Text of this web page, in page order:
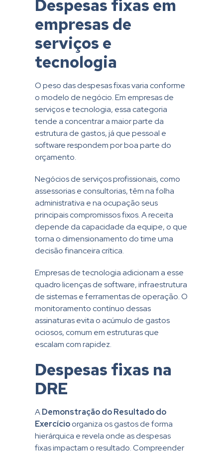
Despesas fixas em
empresas de
serviços e
tecnologia
O peso das despesas fixas varia conforme
o modelo de negócio. Em empresas de
serviços e tecnologia, essa categoria
tende a concentrar a maior parte da
estrutura de gastos, já que pessoal e
software respondem por boa parte do
orçamento.
Negócios de serviços profissionais, como
assessorias e consultorias, têm na folha
administrativa e na ocupação seus
principais compromissos fixos. A receita
depende da capacidade da equipe, o que
torna o dimensionamento do time uma
decisão financeira crítica.
Empresas de tecnologia adicionam a esse
quadro licenças de software, infraestrutura
de sistemas e ferramentas de operação. O
monitoramento contínuo dessas
assinaturas evita o acúmulo de gastos
ociosos, comum em estruturas que
escalam com rapidez.
Despesas fixas na
DRE
ADemonstração do Resultado do
Exercícioorganiza os gastos de forma
hierárquica e revela onde as despesas
fixas impactam o resultado. Compreender